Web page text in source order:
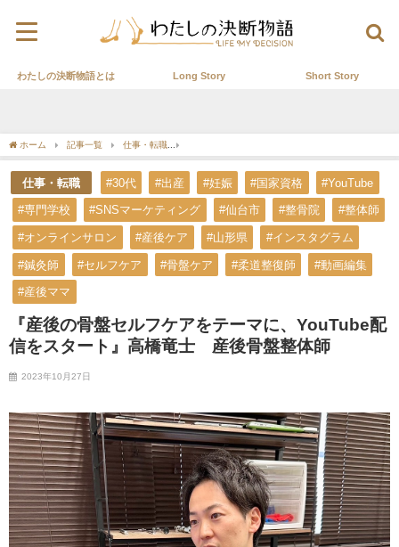
わたしの決断物語とは Long Story Short Story
ホーム 記事一覧 仕事・転職
仕事・転職 #30代 #出産 #妊娠 #国家資格 #YouTube
#専門学校 #SNSマーケティング #仙台市 #整骨院 #整体師
#オンラインサロン #産後ケア #山形県 #インスタグラム
#鍼灸師 #セルフケア #骨盤ケア #柔道整復師 #動画編集
#産後ママ
『産後の骨盤セルフケアをテーマに、YouTube配
信をスタート』高橋竜士 産後骨盤整体師
2023年10月27日